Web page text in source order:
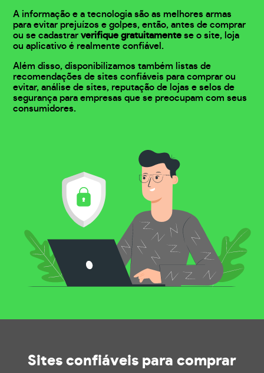
A informação e a tecnologia são as melhores armas
para evitar prejuízos e golpes, então, antes de comprar
ou se cadastrarverifique gratuitamente se o site, loja
ou aplicativo é realmente confiável.
Além disso, disponibilizamos também listas de
recomendações de sites confiáveis para comprar ou
evitar, análise de sites, reputação de lojas e selos de
segurança para empresas que se preocupam com seus
consumidores.
Sites confiáveis para comprar